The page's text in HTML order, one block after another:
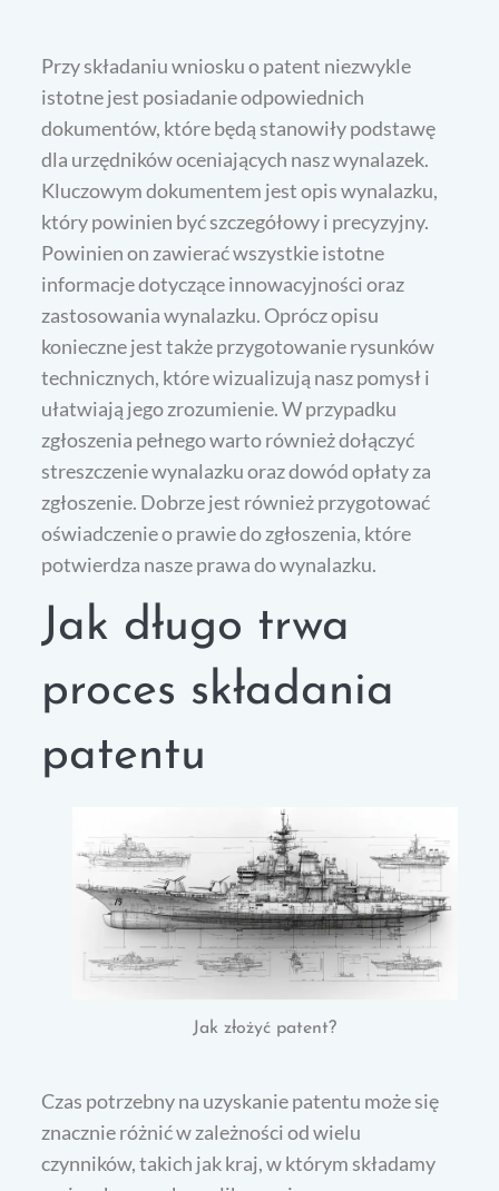
Przy składaniu wniosku o patent niezwykle
istotne jest posiadanie odpowiednich
dokumentów, które będą stanowiły podstawę
dla urzędników oceniających nasz wynalazek.
Kluczowym dokumentem jest opis wynalazku,
który powinien być szczegółowy i precyzyjny.
Powinien on zawierać wszystkie istotne
informacje dotyczące innowacyjności oraz
zastosowania wynalazku. Oprócz opisu
konieczne jest także przygotowanie rysunków
technicznych, które wizualizują nasz pomysł i
ułatwiają jego zrozumienie. W przypadku
zgłoszenia pełnego warto również dołączyć
streszczenie wynalazku oraz dowód opłaty za
zgłoszenie. Dobrze jest również przygotować
oświadczenie o prawie do zgłoszenia, które
potwierdza nasze prawa do wynalazku.
Jak długo trwa
proces składania
patentu
Jak złożyć patent?
Czas potrzebny na uzyskanie patentu może się
znacznie różnić w zależności od wielu
czynników, takich jak kraj, w którym składamy